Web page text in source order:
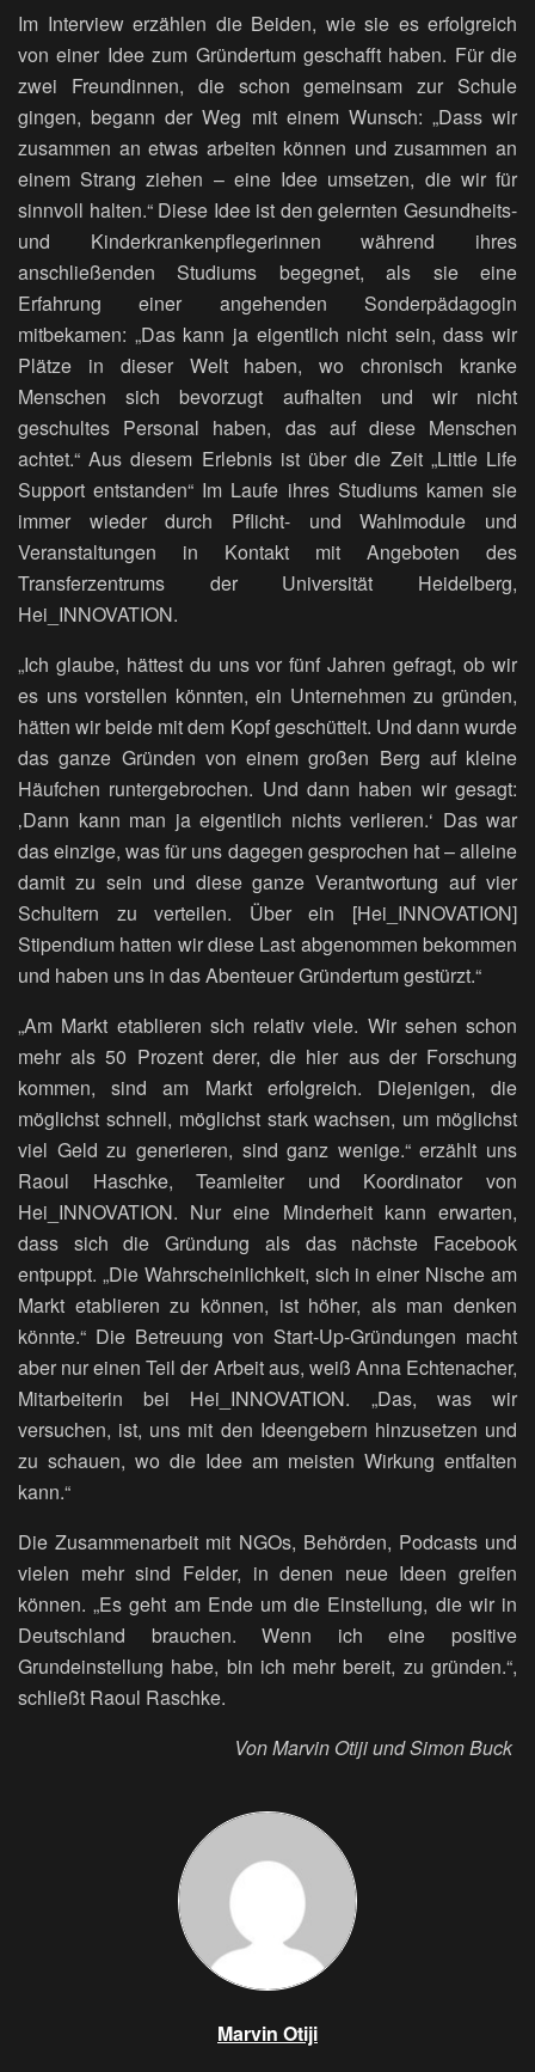
Im Interview erzählen die Beiden, wie sie es erfolgreich
von einer Idee zum Gründertum geschafft haben. Für die
zwei Freundinnen, die schon gemeinsam zur Schule
gingen, begann der Weg mit einem Wunsch: „Dass wir
zusammen an etwas arbeiten können und zusammen an
einem Strang ziehen – eine Idee umsetzen, die wir für
sinnvoll halten.“ Diese Idee ist den gelernten Gesundheits-
und Kinderkrankenpflegerinnen während ihres
anschließenden Studiums begegnet, als sie eine
Erfahrung einer angehenden Sonderpädagogin
mitbekamen: „Das kann ja eigentlich nicht sein, dass wir
Plätze in dieser Welt haben, wo chronisch kranke
Menschen sich bevorzugt aufhalten und wir nicht
geschultes Personal haben, das auf diese Menschen
achtet.“ Aus diesem Erlebnis ist über die Zeit „Little Life
Support entstanden“ Im Laufe ihres Studiums kamen sie
immer wieder durch Pflicht- und Wahlmodule und
Veranstaltungen in Kontakt mit Angeboten des
Transferzentrums der Universität Heidelberg,
Hei_INNOVATION.
„Ich glaube, hättest du uns vor fünf Jahren gefragt, ob wir
es uns vorstellen könnten, ein Unternehmen zu gründen,
hätten wir beide mit dem Kopf geschüttelt. Und dann wurde
das ganze Gründen von einem großen Berg auf kleine
Häufchen runtergebrochen. Und dann haben wir gesagt:
‚Dann kann man ja eigentlich nichts verlieren.‘ Das war
das einzige, was für uns dagegen gesprochen hat – alleine
damit zu sein und diese ganze Verantwortung auf vier
Schultern zu verteilen. Über ein [Hei_INNOVATION]
Stipendium hatten wir diese Last abgenommen bekommen
und haben uns in das Abenteuer Gründertum gestürzt.“
„Am Markt etablieren sich relativ viele. Wir sehen schon
mehr als 50 Prozent derer, die hier aus der Forschung
kommen, sind am Markt erfolgreich. Diejenigen, die
möglichst schnell, möglichst stark wachsen, um möglichst
viel Geld zu generieren, sind ganz wenige.“ erzählt uns
Raoul Haschke, Teamleiter und Koordinator von
Hei_INNOVATION. Nur eine Minderheit kann erwarten,
dass sich die Gründung als das nächste Facebook
entpuppt. „Die Wahrscheinlichkeit, sich in einer Nische am
Markt etablieren zu können, ist höher, als man denken
könnte.“ Die Betreuung von Start-Up-Gründungen macht
aber nur einen Teil der Arbeit aus, weiß Anna Echtenacher,
Mitarbeiterin bei Hei_INNOVATION. „Das, was wir
versuchen, ist, uns mit den Ideengebern hinzusetzen und
zu schauen, wo die Idee am meisten Wirkung entfalten
kann.“
Die Zusammenarbeit mit NGOs, Behörden, Podcasts und
vielen mehr sind Felder, in denen neue Ideen greifen
können. „Es geht am Ende um die Einstellung, die wir in
Deutschland brauchen. Wenn ich eine positive
Grundeinstellung habe, bin ich mehr bereit, zu gründen.“,
schließt Raoul Raschke.
Von Marvin Otiji und Simon Buck
Marvin Otiji